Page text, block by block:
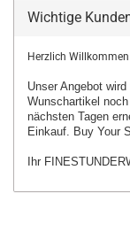
Wichtige
Herzlich Willkommen
Unser Angebot
Wunschartikel
nächsten Tagen
Einkauf. Buy Your
Ihr